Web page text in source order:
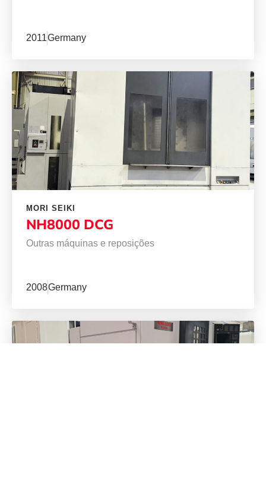
2011Germany
MORI SEIKI
NH8000 DCG
Outras máquinas e reposições
2008Germany